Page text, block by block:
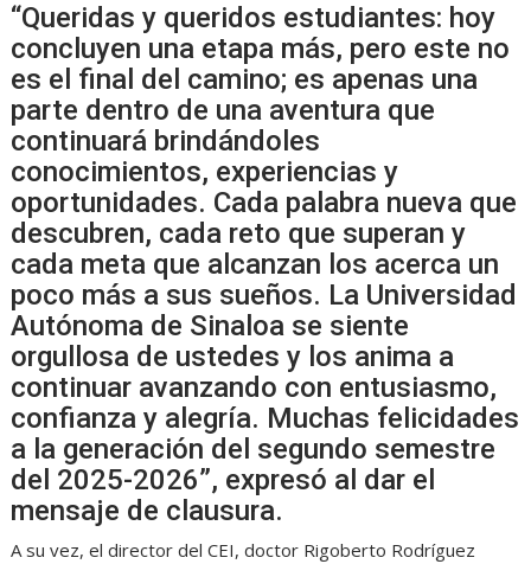
“Queridas y queridos estudiantes: hoy
concluyen una etapa más, pero este no
es el final del camino; es apenas una
parte dentro de una aventura que
continuará brindándoles
conocimientos, experiencias y
oportunidades. Cada palabra nueva que
descubren, cada reto que superan y
cada meta que alcanzan los acerca un
poco más a sus sueños. La Universidad
Autónoma de Sinaloa se siente
orgullosa de ustedes y los anima a
continuar avanzando con entusiasmo,
confianza y alegría. Muchas felicidades
a la generación del segundo semestre
del 2025-2026”, expresó al dar el
mensaje de clausura.
A su vez, el director del CEI, doctor Rigoberto Rodríguez